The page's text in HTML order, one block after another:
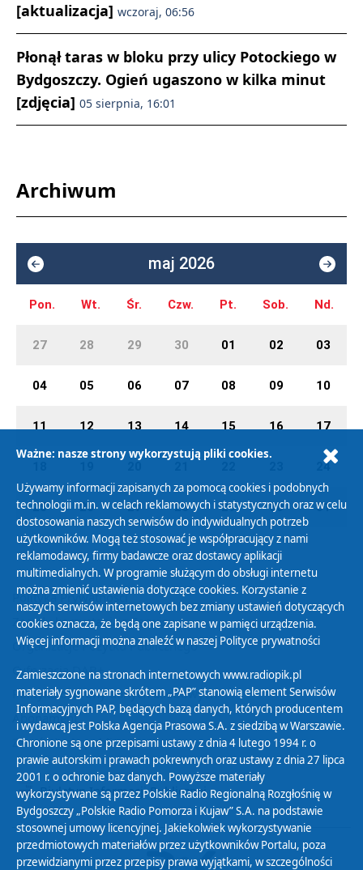
[aktualizacja] wczoraj, 06:56
Płonął taras w bloku przy ulicy Potockiego w
Bydgoszczy. Ogień ugaszono w kilka minut
[zdjęcia] 05 sierpnia, 16:01
Archiwum
maj 2026
Pon. Wt. Śr. Czw. Pt. Sob. Nd.
27 28 29 30 01 02 03
04 05 06 07 08 09 10
11 12 13 14 15 16 17
24
25 26 27 28 29 30 31
Polityka Prywatności
Zasady korzystania z Serwisu
Organizacje Pożytku Publicznego
Cyfryzacja DAB+
Polityka ochrony danych osobowych
Abonament
Zamówienia publiczne
Biuletyn Informacji Publicznej
Ważne: nasze strony wykorzystują pliki cookies.
Używamy informacji zapisanych za pomocą cookies i podobnych
technologii m.in. w celach reklamowych i statystycznych oraz w celu
dostosowania naszych serwisów do indywidualnych potrzeb
użytkowników. Mogą też stosować je współpracujący z nami
reklamodawcy, firmy badawcze oraz dostawcy aplikacji
multimedialnych. W programie służącym do obsługi internetu
można zmienić ustawienia dotyczące cookies. Korzystanie z
naszych serwisów internetowych bez zmiany ustawień dotyczących
cookies oznacza, że będą one zapisane w pamięci urządzenia.
Więcej informacji można znaleźć w naszej Polityce prywatności
Zamieszczone na stronach internetowych www.radiopik.pl
materiały sygnowane skrótem „PAP” stanowią element Serwisów
Informacyjnych PAP, będących bazą danych, których producentem
i wydawcą jest Polska Agencja Prasowa S.A. z siedzibą w Warszawie.
Chronione są one przepisami ustawy z dnia 4 lutego 1994 r. o
prawie autorskim i prawach pokrewnych oraz ustawy z dnia 27 lipca
2001 r. o ochronie baz danych. Powyższe materiały
wykorzystywane są przez Polskie Radio Regionalną Rozgłośnię w
Bydgoszczy „Polskie Radio Pomorza i Kujaw” S.A. na podstawie
stosownej umowy licencyjnej. Jakiekolwiek wykorzystywanie
przedmiotowych materiałów przez użytkowników Portalu, poza
przewidzianymi przez przepisy prawa wyjątkami, w szczególności